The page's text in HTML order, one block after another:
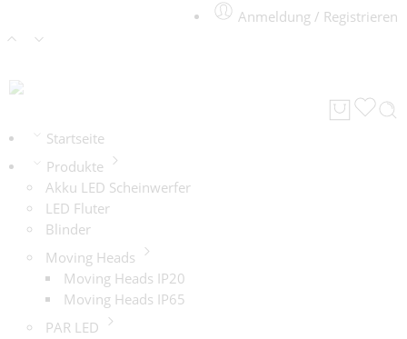
Anmeldung / Registrieren
Startseite
Produkte
Akku LED Scheinwerfer
LED Fluter
Blinder
Moving Heads
Moving Heads IP20
Moving Heads IP65
PAR LED